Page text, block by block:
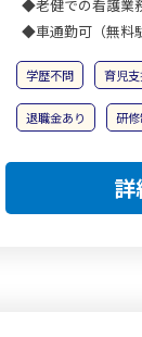
◆老健での看護
◆車通勤可（無料
学歴不問 育児支
退職金あり 研
詳